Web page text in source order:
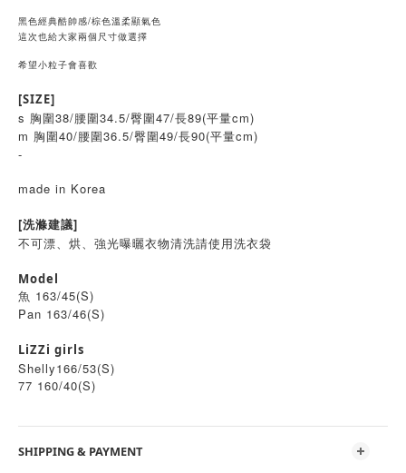
黑色經典酷帥感/棕色溫柔顯氣色
這次也給大家兩個尺寸做選擇
希望小粒子會喜歡
[SIZE]
s 胸圍38/腰圍34.5/臀圍47/長89(平量cm)
m 胸圍40/腰圍36.5/臀圍49/長90(平量cm)
-
made in Korea
[洗滌建議]
不可漂、烘、強光曝曬衣物清洗請使用洗衣袋
Model
魚 163/45(S)
Pan 163/46(S)
LiZZi girls
Shelly166/53(S)
77 160/40(S)
SHIPPING & PAYMENT